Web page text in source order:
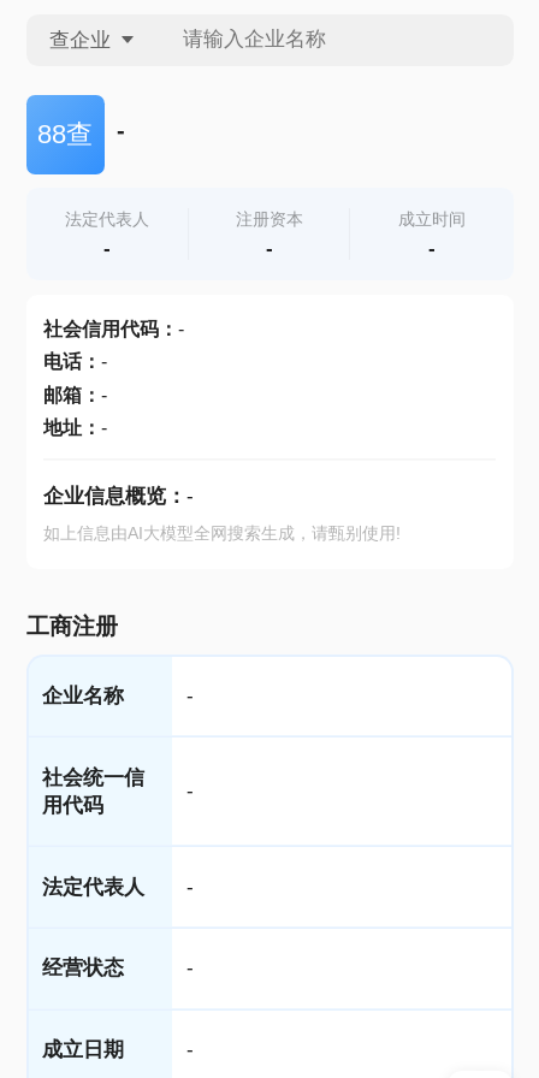
查企业
查企业
查产地
88查 -
法定代表人
-
注册资本
-
成立时间
-
社会信用代码： -
电话： -
邮箱： -
地址： -
企业信息概览： -
如上信息由AI大模型全网搜索生成，请甄别使用!
工商注册
企业名称 -
社会统一信
用代码
-
法定代表人 -
经营状态 -
成立日期 -